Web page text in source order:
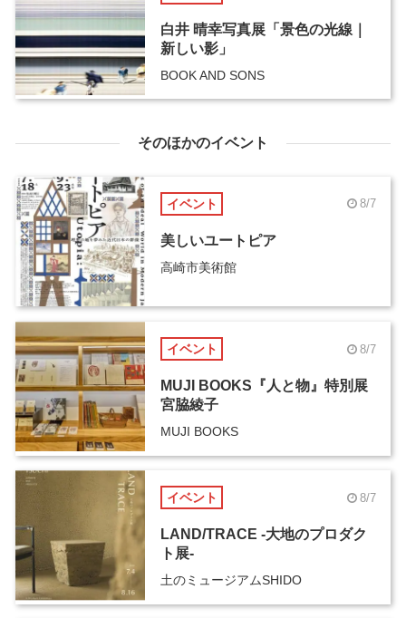
白井 晴幸写真展「景色の光線｜
新しい影」
BOOK AND SONS
そのほかのイベント
イベント 8/7
美しいユートピア
高崎市美術館
イベント 8/7
MUJI BOOKS『人と物』特別展
宮脇綾子
MUJI BOOKS
イベント 8/7
LAND/TRACE -大地のプロダク
ト展-
土のミュージアムSHIDO